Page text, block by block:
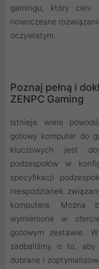
gamingu, który ceni
nowoczesne
oczywistym.
Poznaj pełną i
ZENPC Gaming
Istnieje wiele
gotowy komputer do
kluczowych jest
podzespołów w
specyfikacji
niespodzianek
komputera. Można
wymienione w
gotowym zestawie.
zadbaliśmy o to, aby
dobrane i